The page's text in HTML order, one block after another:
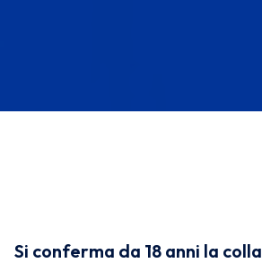
Si conferma da 18 anni la